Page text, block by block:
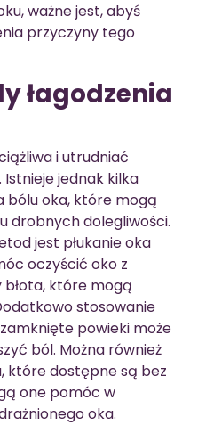
ważne jest, abyś
przyczyny tego
łagodzenia
i utrudniać
jednak kilka
bólu oka, które mogą
drobnych dolegliwości.
jest płukanie oka
oczyścić oko z
które mogą
stosowanie
powieki może
ból. Można również
które dostępne są bez
one pomóc w
oka.